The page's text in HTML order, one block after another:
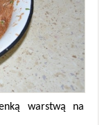
warstwą na